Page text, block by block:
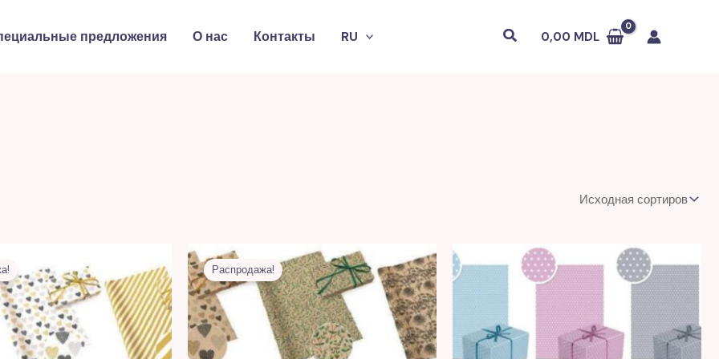
предложения О нас Контакты RU Поиск0,00 MDL
цена
MDL.
9,00 MDL.
Распродажа!
Первоначальная
цена
составляла
25,00 MDL.
Текущая
цена:
9,00 MDL.